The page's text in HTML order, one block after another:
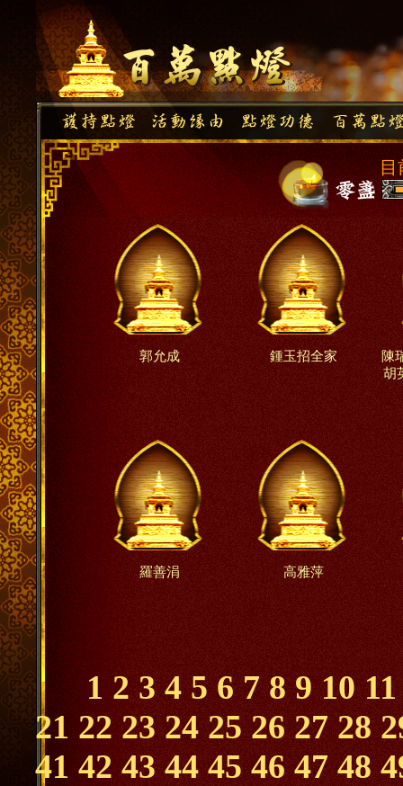
目
郭允成 鍾玉招全家
陳
胡
羅善涓 高雅萍
1 2 3 4 5 6 7 8 9 10 11
21 22 23 24 25 26 27 28
41 42 43 44 45 46 47 48